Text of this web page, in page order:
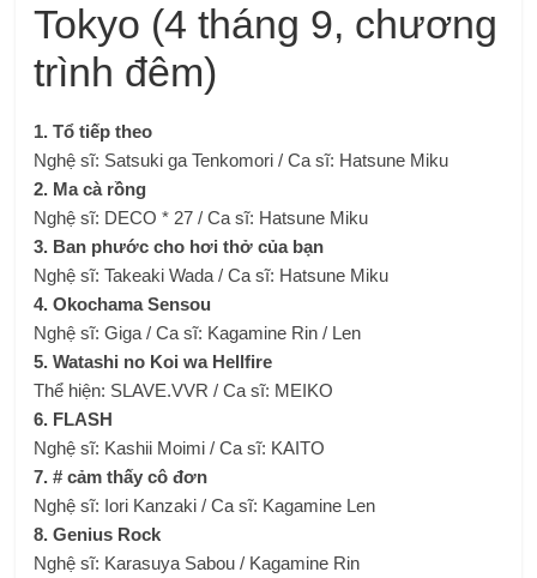
Tokyo (4 tháng 9, chương
trình đêm)
1. Tổ tiếp theo
Nghệ sĩ: Satsuki ga Tenkomori / Ca sĩ: Hatsune Miku
2. Ma cà rồng
Nghệ sĩ: DECO * 27 / Ca sĩ: Hatsune Miku
3. Ban phước cho hơi thở của bạn
Nghệ sĩ: Takeaki Wada / Ca sĩ: Hatsune Miku
4. Okochama Sensou
Nghệ sĩ: Giga / Ca sĩ: Kagamine Rin / Len
5. Watashi no Koi wa Hellfire
Thể hiện: SLAVE.VVR / Ca sĩ: MEIKO
6. FLASH
Nghệ sĩ: Kashii Moimi / Ca sĩ: KAITO
7. # cảm thấy cô đơn
Nghệ sĩ: Iori Kanzaki / Ca sĩ: Kagamine Len
8. Genius Rock
Nghệ sĩ: Karasuya Sabou / Kagamine Rin